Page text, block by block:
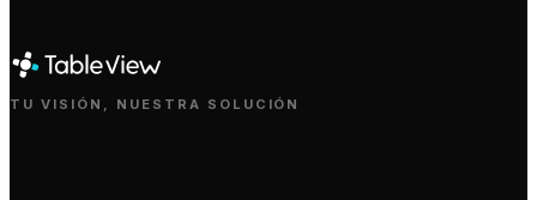
TU VISIÓN, NUESTRA SOLUCIÓN